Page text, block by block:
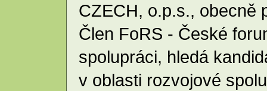
CZECH, o.p.s., obecně
Člen FoRS - České
spolupráci, hledá
v oblasti rozvojové